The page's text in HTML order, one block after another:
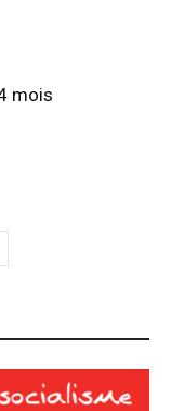
mois